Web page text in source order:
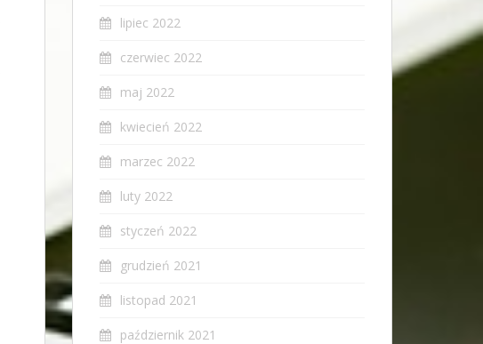
lipiec 2022
czerwiec 2022
maj 2022
kwiecień 2022
marzec 2022
luty 2022
styczeń 2022
grudzień 2021
listopad 2021
październik 2021